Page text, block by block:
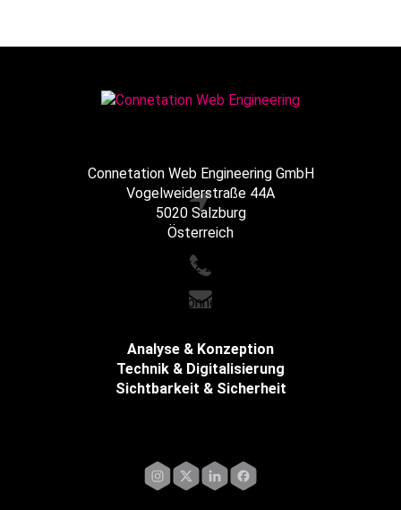
Connetation Web Engineering GmbH
Vogelweiderstraße 44A
5020 Salzburg
Österreich
+43 662 216065
office@connetation.at
Analyse & Konzeption
Technik & Digitalisierung
Sichtbarkeit & Sicherheit
Instagram
X LinkedInFacebook